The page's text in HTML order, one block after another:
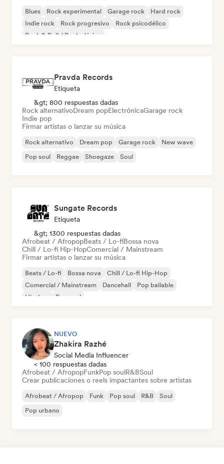
Blues Rock experimental Garage rock
Hard rock
Indie rock
Rock progresivo
Rock psicodélico
Rock & Roll / Rock clásico
Pravda Records
Etiqueta
&gt; 800 respuestas dadas
Rock alternativoDream popElectrónicaGarage rock
Indie pop
Firmar artistas o lanzar su música
Rock alternativo Dream pop Garage rock
New wave
Pop soul
Reggae Shoegaze Soul
Sungate Records
Etiqueta
&gt; 1300 respuestas dadas
Afrobeat / AfropopBeats / Lo-fiBossa nova
Chill / Lo-fi Hip-HopComercial / Mainstream
Firmar artistas o lanzar su música
Beats / Lo-fi Bossa nova
Chill / Lo-fi Hip-Hop
Comercial / Mainstream
Dancehall
Pop bailable
Hip-hop
Pop soul
NUEVO
Zhakira Razhé
Social Media Influencer
< 100 respuestas dadas
Afrobeat / AfropopFunkPop soulR&BSoul
Crear publicaciones o reels impactantes sobre artistas
Afrobeat / Afropop Funk Pop soul R&B
Soul
Pop urbano